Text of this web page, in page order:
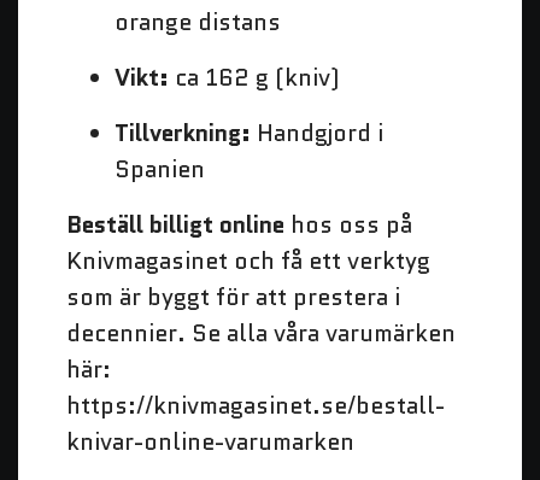
orange distans
Vikt: ca 162 g (kniv)
Tillverkning: Handgjord i
Spanien
Beställ billigt online hos oss på
Knivmagasinet och få ett verktyg
som är byggt för att prestera i
decennier. Se alla våra varumärken
här:
https://knivmagasinet.se/bestall-
knivar-online-varumarken